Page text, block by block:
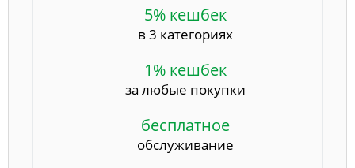
5% кешбек
в 3 категориях
1% кешбек
за любые покупки
бесплатное
обслуживание